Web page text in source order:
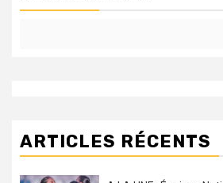
ARTICLES RÉCENTS